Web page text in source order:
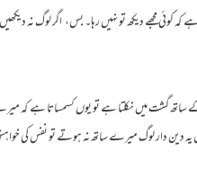
کہ کوئی مجھے دیکھ تو نہیں رہا۔ بس، اگر لوگ نہ
گشت میں نکلتا ہے تو یوں کسمساتا ہے کہ
دین دار لوگ میرے ساتھ نہ ہوتے تو نفس کی